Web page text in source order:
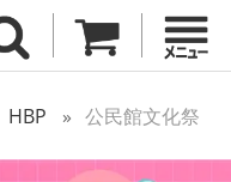
HBP 公民館文化祭